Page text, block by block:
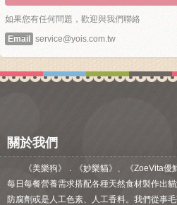
如果您有任何問題，歡迎與我們聯絡
Email
service@yois.com.tw
關於我們
《美樂狗》．《妙樂貓》、《ZoeVita
每日每餐營養需求搭配各種天然食材製作出
防腐劑或是人工色素、人工香料。我們從事